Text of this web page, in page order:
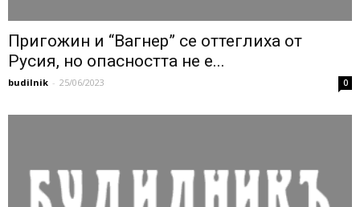
Пригожин и “Вагнер” се оттеглиха от
Русия, но опасността не е...
budilnik - 25/06/2023 0